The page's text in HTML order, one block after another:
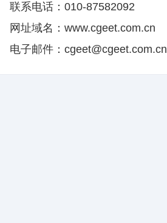
联系电话：010-87582092
网址域名：www.cgeet.com.cn
电子邮件：cgeet@cgeet.com.cn